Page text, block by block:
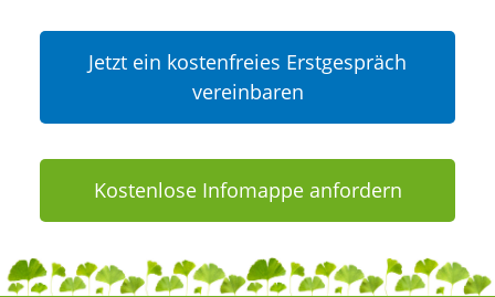
Jetzt ein kostenfreies Erstgespräch
vereinbaren
Kostenlose Infomappe anfordern